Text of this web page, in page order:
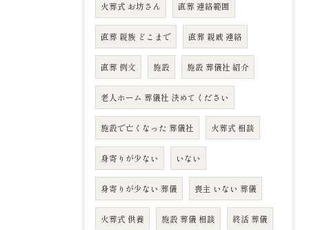
火葬式 お坊さん 直葬 連絡範囲
直葬 親族 どこまで 直葬 親戚 連絡
直葬 例文 施設 施設 葬儀社 紹介
老人ホーム 葬儀社 決めてください
施設で亡くなった 葬儀社 火葬式 相談
身寄りが少ない いない
身寄りが少ない 葬儀 喪主 いない 葬儀
火葬式 供養 施設 葬儀 相談 終活 葬儀